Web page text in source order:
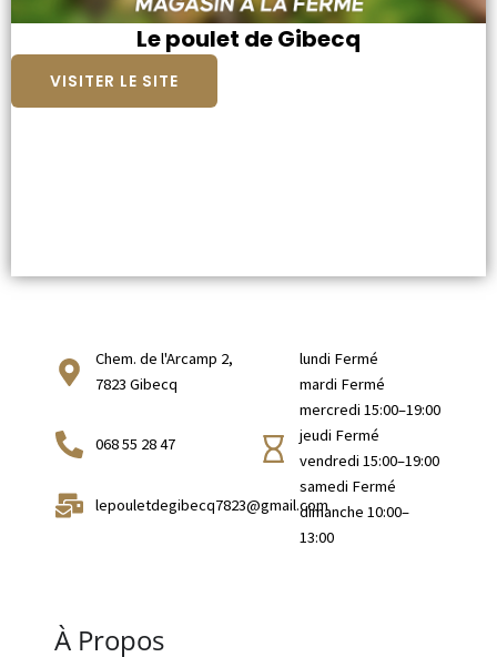
Le poulet de Gibecq
VISITER LE SITE
Chem. de l'Arcamp 2,
7823 Gibecq
068 55 28 47
lepouletdegibecq7823@gmail.com
lundi Fermé
mardi Fermé
mercredi 15:00–19:00
jeudi Fermé
vendredi 15:00–19:00
samedi Fermé
dimanche 10:00–
13:00
À Propos